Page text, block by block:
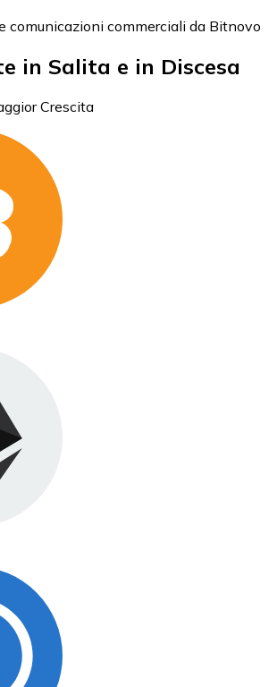
comunicazioni commerciali da Bitnovo
in Salita e in Discesa
Crescita